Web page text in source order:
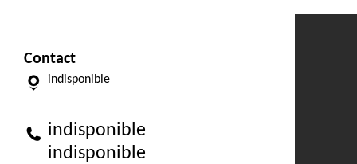
Contact
indisponible
indisponible
indisponible